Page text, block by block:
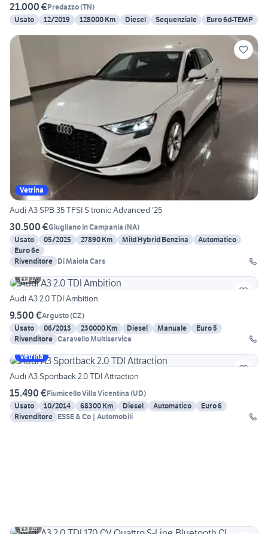
21.000 €Predazzo(TN)
Usato
12/2019 128000 Km Diesel Sequenziale Euro 6d-TEMP
Vetrina
Audi A3 SPB 35 TFSI S tronic Advanced '25
30.500 €Giugliano in Campania (NA)
Usato
05/2025 27890 Km Mild Hybrid Benzina
Automatico
Euro 6e
Rivenditore Di Maiola Cars
17
Audi A3 2.0 TDI Ambition
9.500 €Argusto(CZ)
Usato
06/2013 230000 Km Diesel Manuale
Euro 5
Rivenditore Caravello Multiservice
Vetrina
Audi A3 Sportback 2.0 TDI Attraction
15.490 €Fiumicello Villa Vicentina (UD)
Usato
10/2014 68300 Km Diesel Automatico
Euro 6
Rivenditore ESSE & Co | Automobili
19